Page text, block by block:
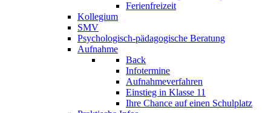
Ferienfreizeit
Kollegium
SMV
Psychologisch-pädagogische Beratung
Aufnahme
Back
Infotermine
Aufnahmeverfahren
Einstieg in Klasse 11
Ihre Chance auf einen Schulplatz